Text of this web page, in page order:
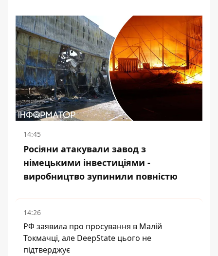
14:45
Росіяни атакували завод з
німецькими інвестиціями -
виробництво зупинили повністю
14:26
РФ заявила про просування в Малій
Токмачці, але DeepState цього не
підтверджує